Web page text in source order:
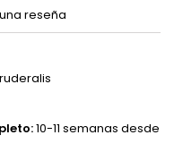
reseña
10-11 semanas desde